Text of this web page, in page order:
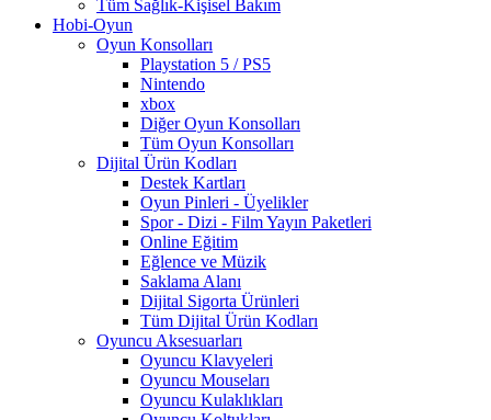
Tüm Sağlık-Kişisel Bakım
Hobi-Oyun
Oyun Konsolları
Playstation 5 / PS5
Nintendo
xbox
Diğer Oyun Konsolları
Tüm Oyun Konsolları
Dijital Ürün Kodları
Destek Kartları
Oyun Pinleri - Üyelikler
Spor - Dizi - Film Yayın Paketleri
Online Eğitim
Eğlence ve Müzik
Saklama Alanı
Dijital Sigorta Ürünleri
Tüm Dijital Ürün Kodları
Oyuncu Aksesuarları
Oyuncu Klavyeleri
Oyuncu Mouseları
Oyuncu Kulaklıkları